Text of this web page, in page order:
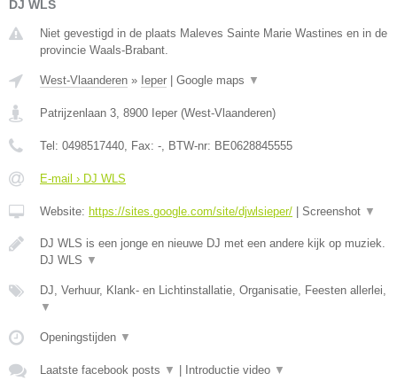
DJ WLS
Niet gevestigd in de plaats Maleves Sainte Marie Wastines en in de
provincie Waals-Brabant.
West-Vlaanderen » Ieper | Google maps ▼
Patrijzenlaan 3 8900 Ieper (West-Vlaanderen)
Tel: 0498517440 , Fax: - , BTW-nr: BE0628845555
E-mail › DJ WLS
Website: https://sites.google.com/site/djwlsieper/ | Screenshot ▼
DJ WLS is een jonge en nieuwe DJ met een andere kijk op muziek.
DJ WLS ▼
DJ, Verhuur, Klank- en Lichtinstallatie, Organisatie, Feesten allerlei,
▼
Openingstijden ▼
Laatste facebook posts ▼ | Introductie video ▼